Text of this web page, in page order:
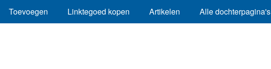
Toevoegen Linktegoed kopen Artikelen Alle dochterpagina's